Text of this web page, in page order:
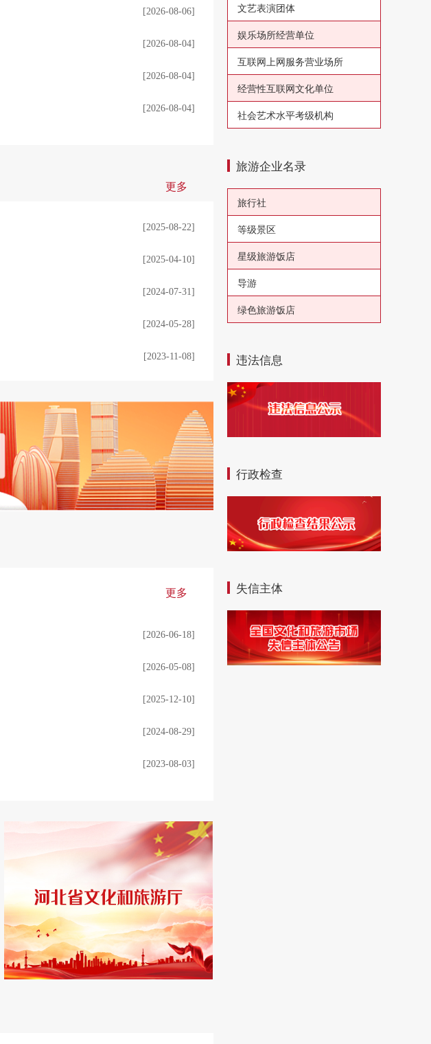
[2026-08-06]
[2026-08-04]
[2026-08-04]
[2026-08-04]
更多
[2025-08-22]
[2025-04-10]
[2024-07-31]
[2024-05-28]
[2023-11-08]
更多
[2026-06-18]
[2026-05-08]
[2025-12-10]
[2024-08-29]
[2023-08-03]
文艺表演团体
娱乐场所经营单位
互联网上网服务营业场所
经营性互联网文化单位
社会艺术水平考级机构
旅游企业名录
旅行社
等级景区
星级旅游饭店
导游
绿色旅游饭店
违法信息
行政检查
失信主体